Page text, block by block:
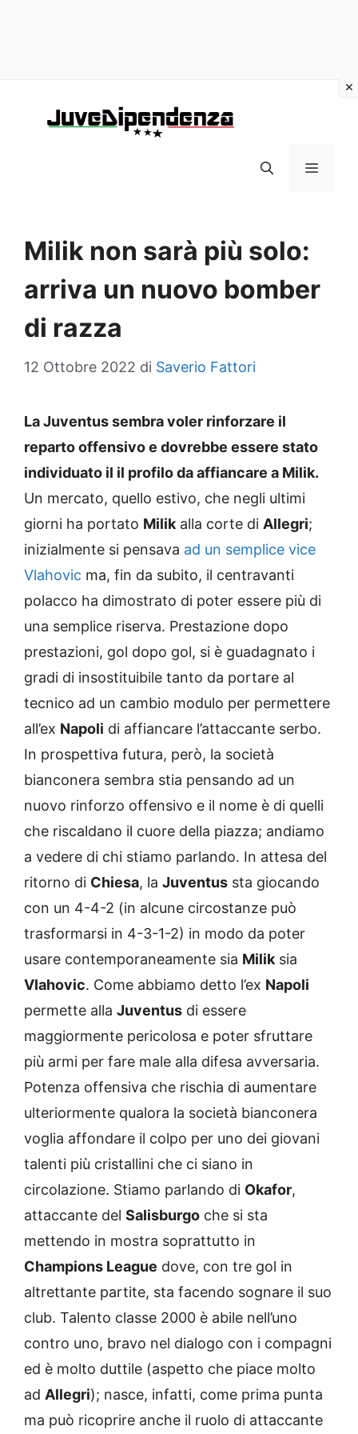
MENU
Milik non sarà più solo:
arriva un nuovo bomber
di razza
12 Ottobre 2022 di Saverio Fattori
La Juventus sembra voler rinforzare il
reparto offensivo e dovrebbe essere stato
individuato il il profilo da affiancare a Milik.
Un mercato, quello estivo, che negli ultimi
giorni ha portato Milik alla corte di Allegri;
inizialmente si pensava ad un semplice vice
Vlahovic ma, fin da subito, il centravanti
polacco ha dimostrato di poter essere più di
una semplice riserva. Prestazione dopo
prestazioni, gol dopo gol, si è guadagnato i
gradi di insostituibile tanto da portare al
tecnico ad un cambio modulo per permettere
all’ex Napoli di affiancare l’attaccante serbo.
In prospettiva futura, però, la società
bianconera sembra stia pensando ad un
nuovo rinforzo offensivo e il nome è di quelli
che riscaldano il cuore della piazza; andiamo
a vedere di chi stiamo parlando. In attesa del
ritorno di Chiesa, la Juventus sta giocando
con un 4-4-2 (in alcune circostanze può
trasformarsi in 4-3-1-2) in modo da poter
usare contemporaneamente sia Milik sia
Vlahovic. Come abbiamo detto l’ex Napoli
permette alla Juventus di essere
maggiormente pericolosa e poter sfruttare
più armi per fare male alla difesa avversaria.
Potenza offensiva che rischia di aumentare
ulteriormente qualora la società bianconera
voglia affondare il colpo per uno dei giovani
talenti più cristallini che ci siano in
circolazione. Stiamo parlando di Okafor,
attaccante del Salisburgo che si sta
mettendo in mostra soprattutto in
Champions League dove, con tre gol in
altrettante partite, sta facendo sognare il suo
club. Talento classe 2000 è abile nell’uno
contro uno, bravo nel dialogo con i compagni
ed è molto duttile (aspetto che piace molto
ad Allegri); nasce, infatti, come prima punta
ma può ricoprire anche il ruolo di attaccante